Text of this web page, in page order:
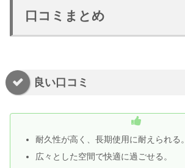
口コミまとめ
良い口コミ
耐久性が高く、長期使用に耐えられる。
広々とした空間で快適に過ごせる。